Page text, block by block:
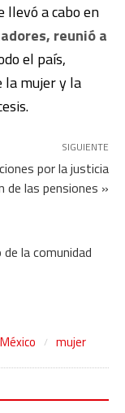
llevó a cabo en
reunió a
el país,
la mujer y la
SIGUIENTE
por la justicia
de las pensiones »
la comunidad
mujer